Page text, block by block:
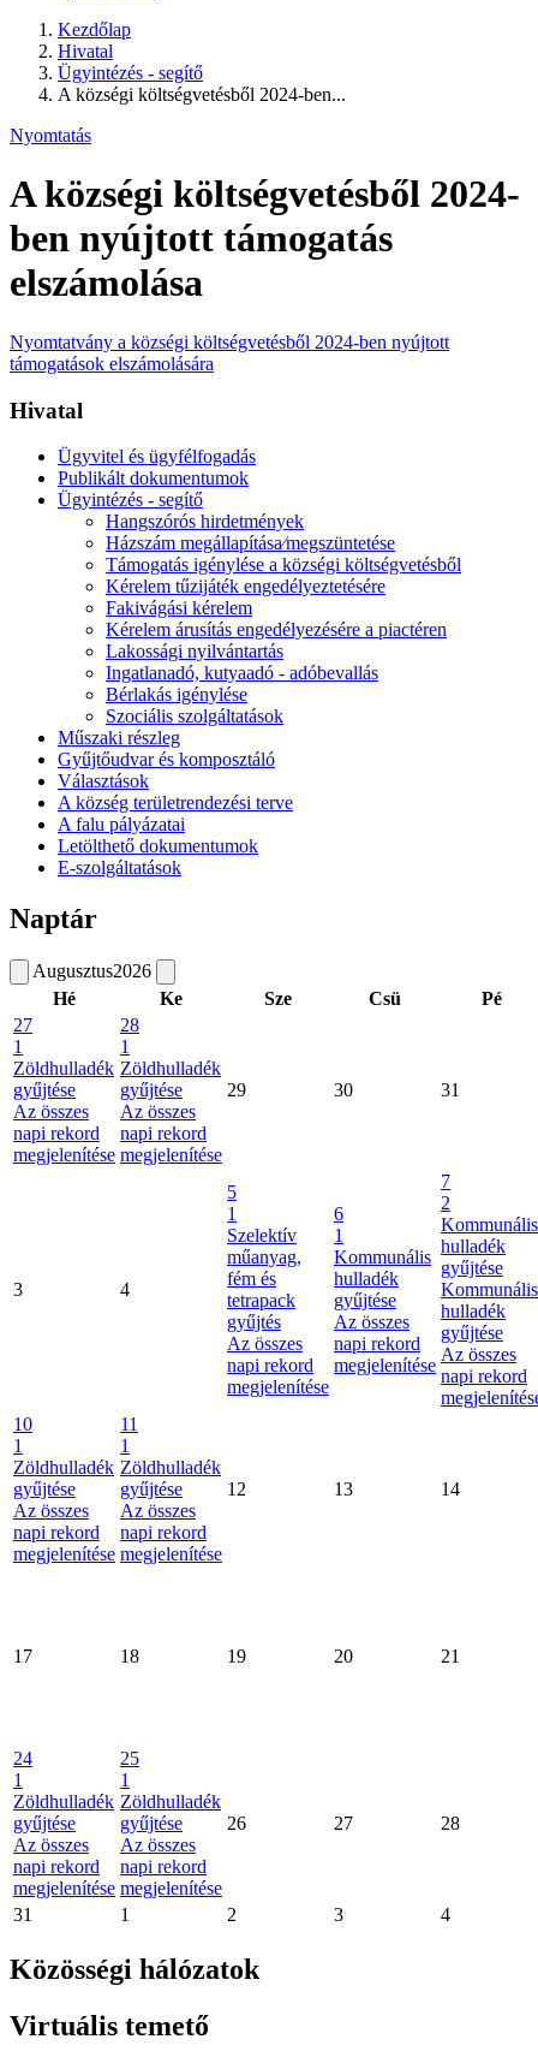
Kezdőlap
Hivatal
Ügyintézés - segítő
A községi költségvetésből 2024-ben...
Nyomtatás
A községi költségvetésből 2024-
ben nyújtott támogatás
elszámolása
Nyomtatvány a községi költségvetésből 2024-ben nyújtott
támogatások elszámolására
Hivatal
Ügyvitel és ügyfélfogadás
Publikált dokumentumok
Ügyintézés - segítő
Hangszórós hirdetmények
Házszám megállapítása⁄megszüntetése
Támogatás igénylése a községi költségvetésből
Kérelem tűzijáték engedélyeztetésére
Fakivágási kérelem
Kérelem árusítás engedélyezésére a piactéren
Lakossági nyilvántartás
Ingatlanadó, kutyaadó - adóbevallás
Bérlakás igénylése
Szociális szolgáltatások
Műszaki részleg
Gyűjtőudvar és komposztáló
Választások
A község területrendezési terve
A falu pályázatai
Letölthető dokumentumok
E-szolgáltatások
Naptár
Augusztus2026
Hé
Ke Sze Csü
Pé
27
1
Zöldhulladék
gyűjtése
Az összes
napi rekord
megjelenítése
28
1
Zöldhulladék
gyűjtése
Az összes
napi rekord
megjelenítése
29 30 31
3 4
5
1
Szelektív
műanyag,
fém és
tetrapack
gyűjtés
Az összes
napi rekord
megjelenítése
6
1
Kommunális
hulladék
gyűjtése
Az összes
napi rekord
megjelenítése
7
2
Kommunális
hulladék
gyűjtése
Kommunális
hulladék
gyűjtése
Az összes
napi rekord
10
1
Zöldhulladék
gyűjtése
Az összes
napi rekord
megjelenítése
11
1
Zöldhulladék
gyűjtése
Az összes
napi rekord
megjelenítése
12 13 14
17 18 19 20 21
24
1
Zöldhulladék
gyűjtése
Az összes
napi rekord
megjelenítése
25
1
Zöldhulladék
gyűjtése
Az összes
napi rekord
megjelenítése
26 27 28
31 1 2 3 4
Közösségi hálózatok
Virtuális temető